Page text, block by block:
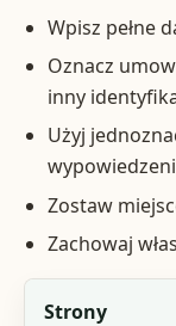
Wpisz pełne
Oznacz
inny
Użyj
Zostaw
Zachowaj
Element
Strony